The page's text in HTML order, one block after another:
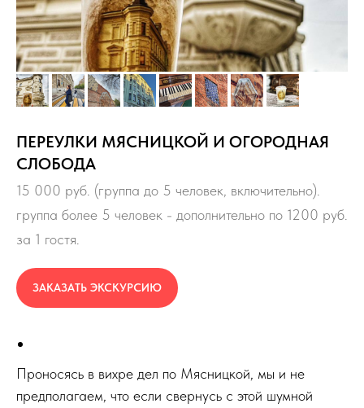
ПЕРЕУЛКИ МЯСНИЦКОЙ И ОГОРОДНАЯ
СЛОБОДА
15 000 руб. (группа до 5 человек, включительно).
группа более 5 человек - дополнительно по 1200 руб.
за 1 гостя.
ЗАКАЗАТЬ ЭКСКУРСИЮ
Проносясь в вихре дел по Мясницкой, мы и не
предполагаем, что если свернусь с этой шумной